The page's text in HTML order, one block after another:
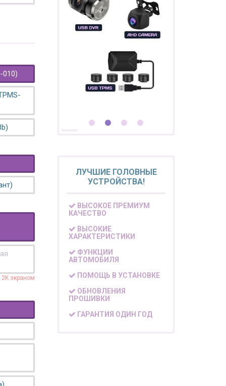
010)
2K экраном
ЛУЧШИЕ ГОЛОВНЫЕ
УСТРОЙСТВА!
ВЫСОКОЕ ПРЕМИУМ
КАЧЕСТВО
ВЫСОКИЕ
ХАРАКТЕРИСТИКИ
ФУНКЦИИ
АВТОМОБИЛЯ
ПОМОЩЬ В УСТАНОВКЕ
ОБНОВЛЕНИЯ
ПРОШИВКИ
ГАРАНТИЯ ОДИН ГОД